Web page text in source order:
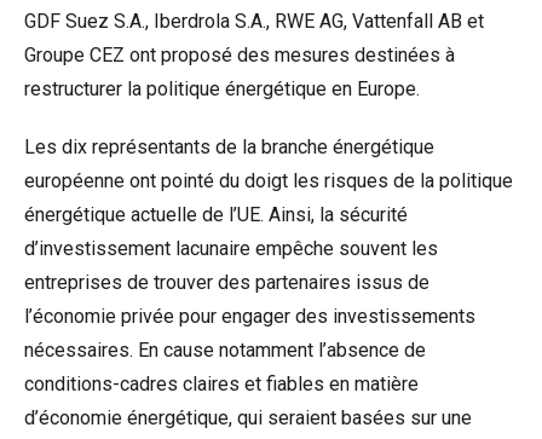
GDF Suez S.A., Iberdrola S.A., RWE AG, Vattenfall AB et
Groupe CEZ ont proposé des mesures destinées à
restructurer la politique énergétique en Europe.
Les dix représentants de la branche énergétique
européenne ont pointé du doigt les risques de la politique
énergétique actuelle de l’UE. Ainsi, la sécurité
d’investissement lacunaire empêche souvent les
entreprises de trouver des partenaires issus de
l’économie privée pour engager des investissements
nécessaires. En cause notamment l’absence de
conditions-cadres claires et fiables en matière
d’économie énergétique, qui seraient basées sur une